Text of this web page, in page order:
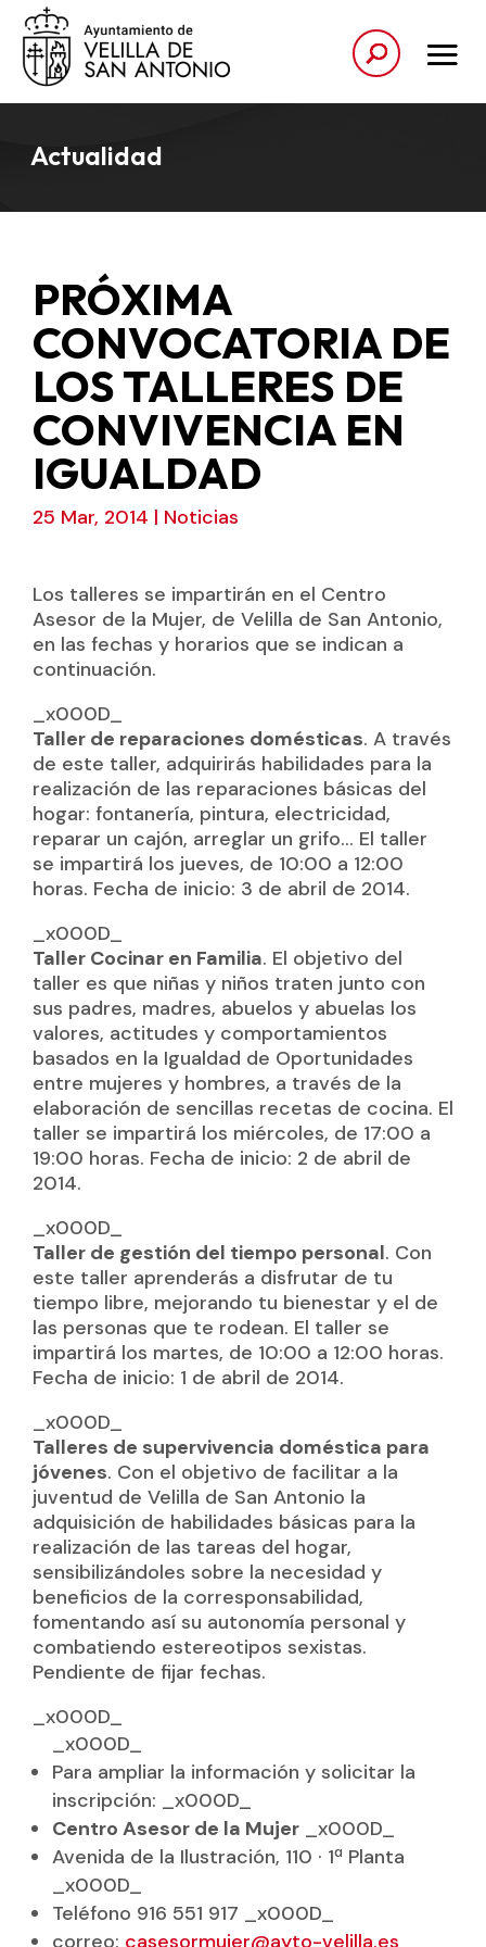
Actualidad
PRÓXIMA
CONVOCATORIA DE
LOS TALLERES DE
CONVIVENCIA EN
IGUALDAD
25 Mar, 2014 | Noticias
Los talleres se impartirán en el Centro
Asesor de la Mujer, de Velilla de San Antonio,
en las fechas y horarios que se indican a
continuación.
_x000D_
Taller de reparaciones domésticas. A través
de este taller, adquirirás habilidades para la
realización de las reparaciones básicas del
hogar: fontanería, pintura, electricidad,
reparar un cajón, arreglar un grifo… El taller
se impartirá los jueves, de 10:00 a 12:00
horas. Fecha de inicio: 3 de abril de 2014.
_x000D_
Taller Cocinar en Familia. El objetivo del
taller es que niñas y niños traten junto con
sus padres, madres, abuelos y abuelas los
valores, actitudes y comportamientos
basados en la Igualdad de Oportunidades
entre mujeres y hombres, a través de la
elaboración de sencillas recetas de cocina. El
taller se impartirá los miércoles, de 17:00 a
19:00 horas. Fecha de inicio: 2 de abril de
2014.
_x000D_
Taller de gestión del tiempo personal. Con
este taller aprenderás a disfrutar de tu
tiempo libre, mejorando tu bienestar y el de
las personas que te rodean. El taller se
impartirá los martes, de 10:00 a 12:00 horas.
Fecha de inicio: 1 de abril de 2014.
_x000D_
Talleres de supervivencia doméstica para
jóvenes. Con el objetivo de facilitar a la
juventud de Velilla de San Antonio la
adquisición de habilidades básicas para la
realización de las tareas del hogar,
sensibilizándoles sobre la necesidad y
beneficios de la corresponsabilidad,
fomentando así su autonomía personal y
combatiendo estereotipos sexistas.
Pendiente de fijar fechas.
_x000D_
_x000D_
Para ampliar la información y solicitar la
inscripción: _x000D_
Centro Asesor de la Mujer_x000D_
Avenida de la Ilustración, 110 · 1ª Planta
_x000D_
Teléfono 916 551 917 _x000D_
correo: casesormujer@ayto-velilla.es